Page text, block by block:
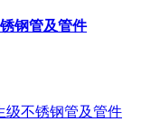
钢管及管件